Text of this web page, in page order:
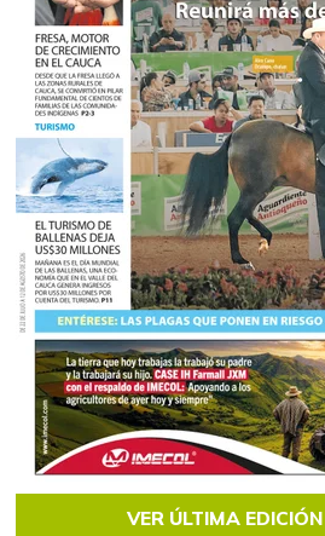
VER ÚLTIMA